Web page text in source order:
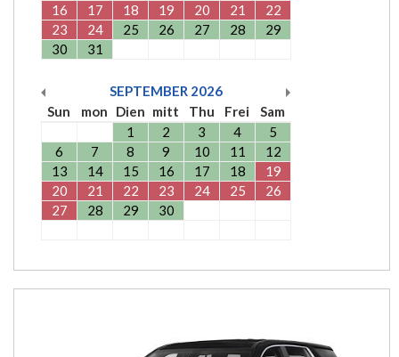
16
17 18 19 20 21
22
23
24 25 26 27 28
29
30
31
SEPTEMBER 2026
Sun
mon Dien mitt Thu Frei
Sam
1
2 3 4
5
6
7 8 9 10 11
12
13
14 15 16 17 18
19
20
21 22 23 24 25
26
27
28 29 30